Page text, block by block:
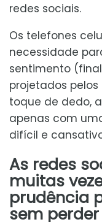
redes sociais.
Os telefones
necessidade
sentimento
projetados
toque de dedo,
apenas com
difícil e
As redes
muitas
prudência
sem